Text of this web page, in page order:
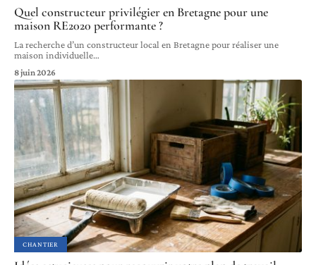
Quel constructeur privilégier en Bretagne pour une
maison RE2020 performante ?
La recherche d’un constructeur local en Bretagne pour réaliser une
maison individuelle…
8 juin 2026
CHANTIER